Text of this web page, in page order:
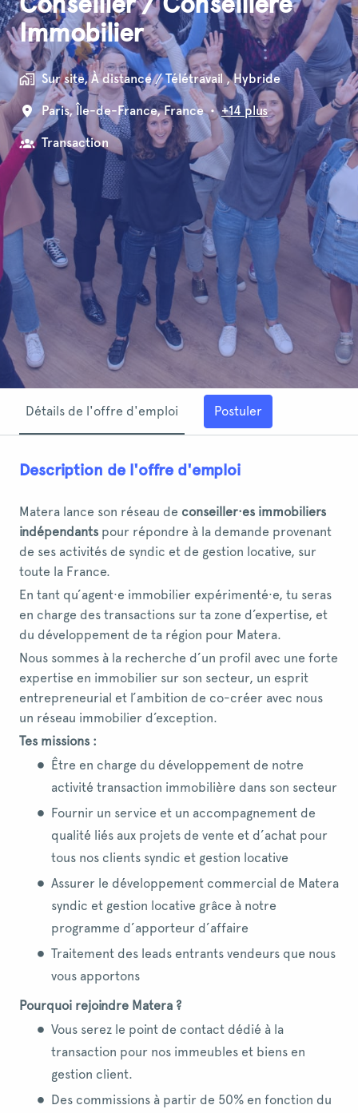
Immobilier
Sur site, À distance / Télétravail , Hybride
Paris, Île-de-France, France • +14 plus
Transaction
Détails de l'offre d'emploi Postuler
Description de l'offre d'emploi
Matera lance son réseau de conseiller·es immobiliers
indépendants pour répondre à la demande provenant
de ses activités de syndic et de gestion locative, sur
toute la France.
En tant qu’agent·e immobilier expérimenté·e, tu seras
en charge des transactions sur ta zone d’expertise, et
du développement de ta région pour Matera.
Nous sommes à la recherche d’un profil avec une forte
expertise en immobilier sur son secteur, un esprit
entrepreneurial et l’ambition de co-créer avec nous
un réseau immobilier d’exception.
Tes missions :
Être en charge du développement de notre
activité transaction immobilière dans son secteur
Fournir un service et un accompagnement de
qualité liés aux projets de vente et d’achat pour
tous nos clients syndic et gestion locative
Assurer le développement commercial de Matera
syndic et gestion locative grâce à notre
programme d’apporteur d’affaire
Traitement des leads entrants vendeurs que nous
vous apportons
Pourquoi rejoindre Matera ?
Vous serez le point de contact dédié à la
transaction pour nos immeubles et biens en
gestion client.
Des commissions à partir de 50% en fonction du